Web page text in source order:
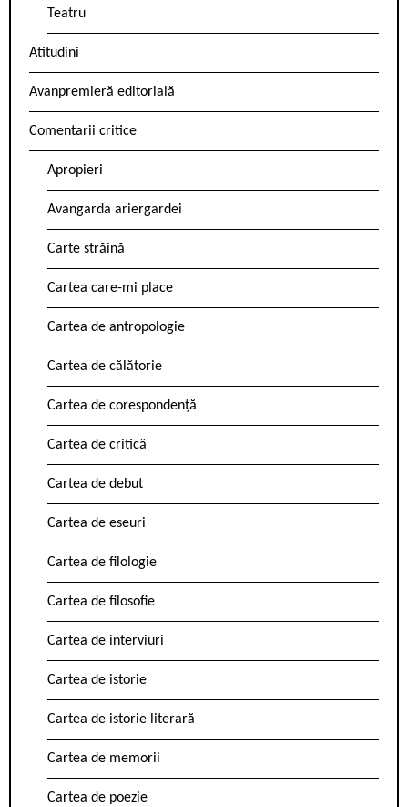
Teatru
Atitudini
Avanpremieră editorială
Comentarii critice
Apropieri
Avangarda ariergardei
Carte străină
Cartea care-mi place
Cartea de antropologie
Cartea de călătorie
Cartea de corespondență
Cartea de critică
Cartea de debut
Cartea de eseuri
Cartea de filologie
Cartea de filosofie
Cartea de interviuri
Cartea de istorie
Cartea de istorie literară
Cartea de memorii
Cartea de poezie